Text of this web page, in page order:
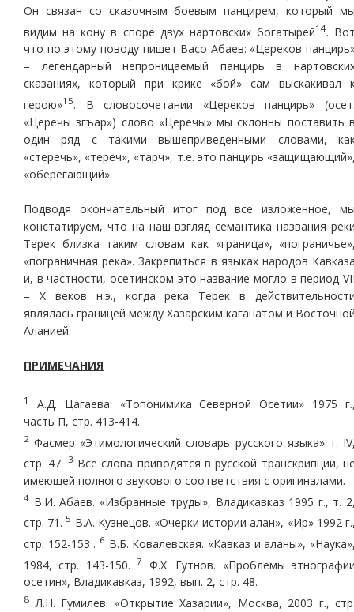
Он связан со сказочным боевым панцирем, который
видим на кону в споре двух нартовских богатырей14.
что по этому поводу пишет Васо Абаев: «Цереков
– легендарный непроницаемый панцирь в
сказаниях, который при крике «бой» сам выскакивал
герою»15. В словосочетании «Цереков панцирь»
«Церечы згъар») слово «Церечы» мы склонны поставить
один ряд с такими вышеприведенными словами,
«стеречь», «тереч», «тарч», т.е. это панцирь
«оберегающий».
Подводя окончательный итог под все изложенное,
констатируем, что на наш взгляд семантика названия
Терек близка таким словам как «граница»,
«пограничная река». Закрепиться в языках народов
и, в частности, осетинском это название могло в период
– Х веков н.э., когда река Терек в
являлась границей между Хазарским каганатом и
Аланией.
ПРИМЕЧАНИЯ
1
А.Д. Цагаева. «Топонимика Северной Осетии» 1975
часть П, стр. 413-414.
2 Фасмер «Этимологический словарь русского языка» т.
стр. 47. 3 Все слова приводятся в русской транскрипции,
имеющей полного звукового соответствия с оригиналами.
4 В.И. Абаев. «Избранные труды», Владикавказ 1995 г., т.
стр. 71.5 В.А. Кузнецов. «Очерки истории алан», «Ир» 1992
стр. 152-153 . 6 В.Б. Ковалевская. «Кавказ и аланы»,
1984, стр. 143-150.
7
Ф.Х. Гутнов. «Проблемы
осетин», Владикавказ, 1992, вып. 2, стр. 48.
8 Л.Н. Гумилев. «Открытие Хазарии», Москва, 2003 г.,